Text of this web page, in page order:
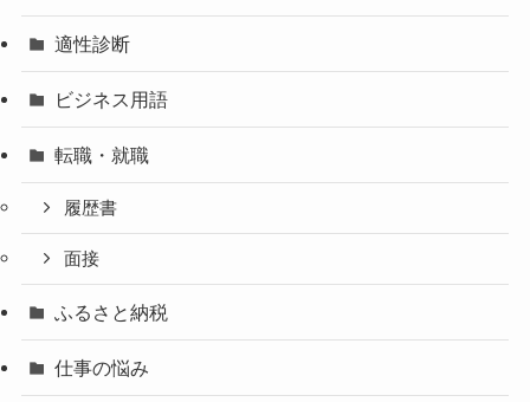
適性診断
ビジネス用語
転職・就職
履歴書
面接
ふるさと納税
仕事の悩み